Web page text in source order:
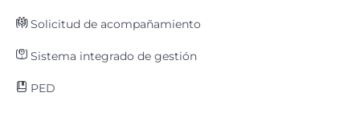
Solicitud de acompañamiento
Sistema integrado de gestión
PED